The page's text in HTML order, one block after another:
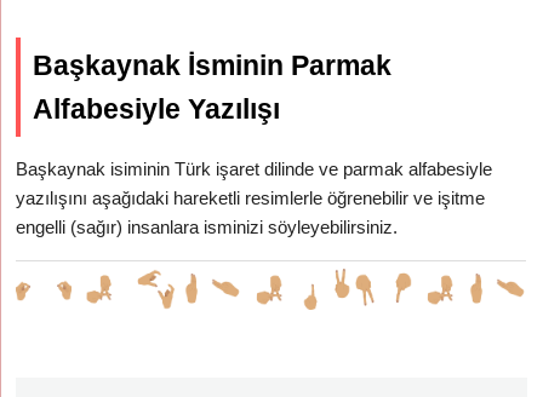
Başkaynak İsminin Parmak
Alfabesiyle Yazılışı
Başkaynak isiminin Türk işaret dilinde ve parmak alfabesiyle
yazılışını aşağıdaki hareketli resimlerle öğrenebilir ve işitme
engelli (sağır) insanlara isminizi söyleyebilirsiniz.